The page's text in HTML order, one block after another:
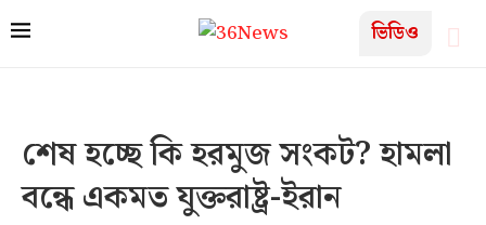
ভিডিও
শেষ হচ্ছে কি হরমুজ সংকট? হামলা
বন্ধে একমত যুক্তরাষ্ট্র-ইরান